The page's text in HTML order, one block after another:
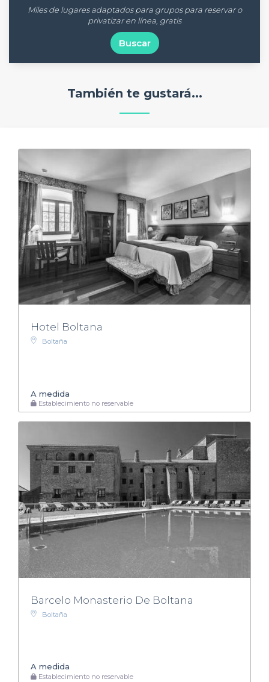
Miles de lugares adaptados para grupos para reservar o
privatizar en línea, gratis
Buscar
También te gustará...
Hotel Boltana
Boltaña
A medida
Establecimiento no reservable
Barcelo Monasterio De Boltana
Boltaña
A medida
Establecimiento no reservable